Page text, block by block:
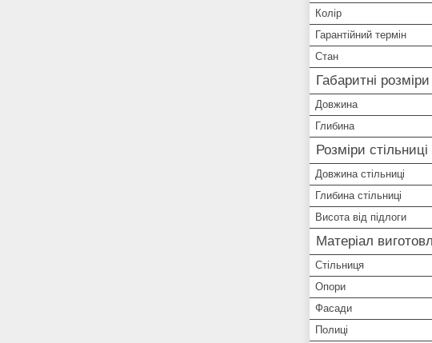
Колір
Гарантійний термін
Стан
Габаритні
Довжина
Глибина
Розміри стільниці
Довжина стільниці
Глибина стільниці
Висота від підлоги
Матеріал
Стільниця
Опори
Фасади
Полиці